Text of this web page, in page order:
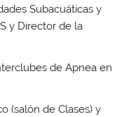
Subacuáticas y
y Director de la
de Apnea en
(salón de Clases) y